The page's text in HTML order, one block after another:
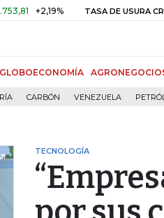
TASA DE USURA CRÉDITO
GLOBOECONOMÍA
CARBÓN VENEZUELA
TECNOLOGÍA